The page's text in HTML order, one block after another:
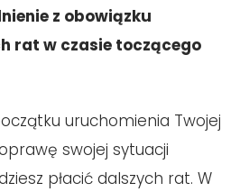
z obowiązku
rat w czasie toczącego
uruchomienia Twojej
swojej sytuacji
płacić dalszych rat. W